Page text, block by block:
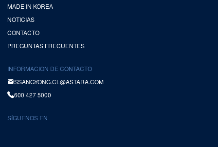
MADE IN KOREA
NOTICIAS
CONTACTO
PREGUNTAS FRECUENTES
INFORMACION DE CONTACTO
SSANGYONG.CL@ASTARA.COM
600 427 5000
SÍGUENOS EN